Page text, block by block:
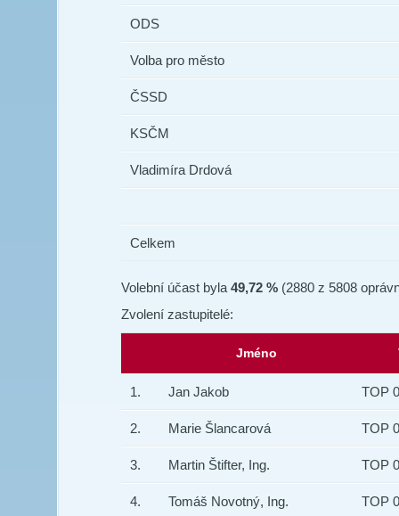
ODS
Volba pro město
ČSSD
KSČM
Vladimíra Drdová
Celkem
Volební účast byla 49,72 % (2880 z 5808
Zvolení zastupitelé:
Jméno
1. Jan Jakob TOP
2. Marie Šlancarová TOP
3. Martin Štifter, Ing. TOP
4. Tomáš Novotný, Ing. TOP